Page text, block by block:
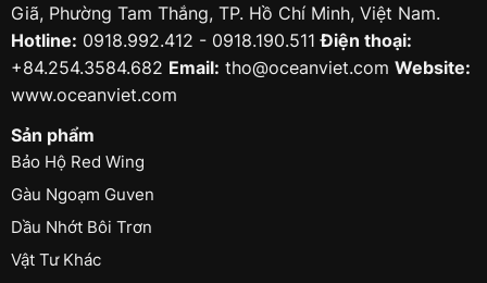
Giã, Phường Tam Thắng, TP. Hồ Chí Minh, Việt Nam.
Hotline: 0918.992.412 - 0918.190.511Điện thoại:
+84.254.3584.682 Email: tho@oceanviet.com Website:
www.oceanviet.com
Sản phẩm
Bảo Hộ Red Wing
Gàu Ngoạm Guven
Dầu Nhớt Bôi Trơn
Vật Tư Khác